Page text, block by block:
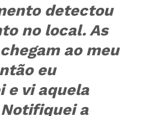
detectou
no local. As
ao meu
eu
e vi aquela
a